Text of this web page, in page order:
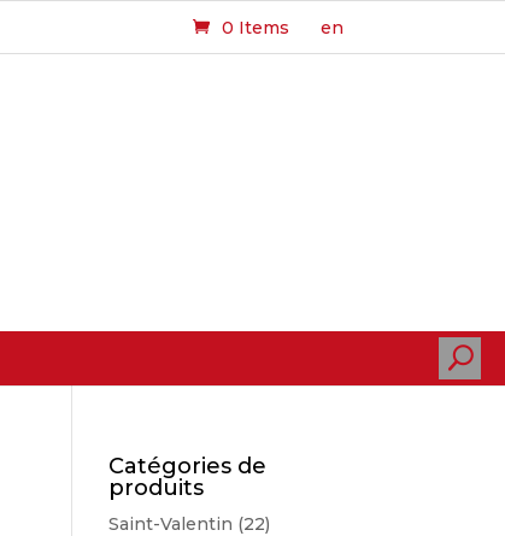
0 Items en
U
Catégories de
produits
Saint-Valentin (22)